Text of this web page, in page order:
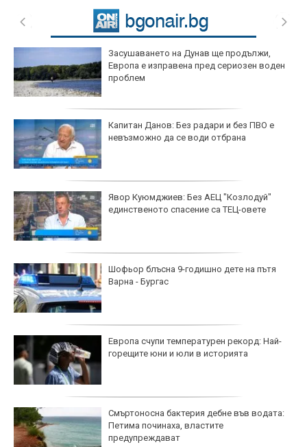
Засушаването на Дунав ще продължи,
Европа е изправена пред сериозен воден
проблем
Капитан Данов: Без радари и без ПВО е
невъзможно да се води отбрана
Явор Куюмджиев: Без АЕЦ "Козлодуй"
единственото спасение са ТЕЦ-овете
Шофьор блъсна 9-годишно дете на пътя
Варна - Бургас
Европа счупи температурен рекорд: Най-
горещите юни и юли в историята
Смъртоносна бактерия дебне във водата:
Петима починаха, властите
предупреждават